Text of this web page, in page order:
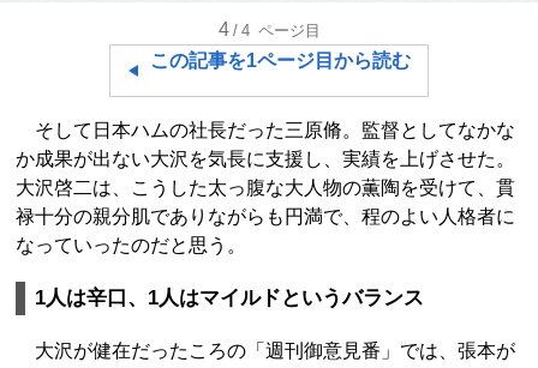
4 /4 ページ目
この記事を1ページ目から読む
そして日本ハムの社長だった三原脩。監督としてなかな
か成果が出ない大沢を気長に支援し、実績を上げさせた。
大沢啓二は、こうした太っ腹な大人物の薫陶を受けて、貫
禄十分の親分肌でありながらも円満で、程のよい人格者に
なっていったのだと思う。
1人は辛口、1人はマイルドというバランス
大沢が健在だったころの「週刊御意見番」では、張本が